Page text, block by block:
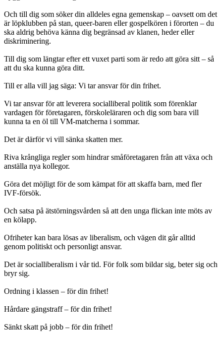
Och till dig som söker din alldeles egna gemenskap – oavsett om det
är löpklubben på stan, queer-baren eller gospelkören i förorten – du
ska aldrig behöva känna dig begränsad av klanen, heder eller
diskriminering.
Till dig som längtar efter ett vuxet parti som är redo att göra sitt – så
att du ska kunna göra ditt.
Till er alla vill jag säga: Vi tar ansvar för din frihet.
Vi tar ansvar för att leverera socialliberal politik som förenklar
vardagen för företagaren, förskoleläraren och dig som bara vill
kunna ta en öl till VM-matcherna i sommar.
Det är därför vi vill sänka skatten mer.
Riva krångliga regler som hindrar småföretagaren från att växa och
anställa nya kollegor.
Göra det möjligt för de som kämpat för att skaffa barn, med fler
IVF-försök.
Och satsa på ätstörningsvården så att den unga flickan inte möts av
en kölapp.
Ofriheter kan bara lösas av liberalism, och vägen dit går alltid
genom politiskt och personligt ansvar.
Det är socialliberalism i vår tid. För folk som bildar sig, beter sig och
bryr sig.
Ordning i klassen – för din frihet!
Hårdare gängstraff – för din frihet!
Sänkt skatt på jobb – för din frihet!